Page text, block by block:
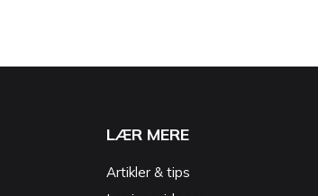
LÆR MERE
Artikler & tips